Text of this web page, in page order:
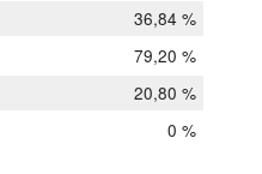
36,84 %
79,20 %
20,80 %
0 %